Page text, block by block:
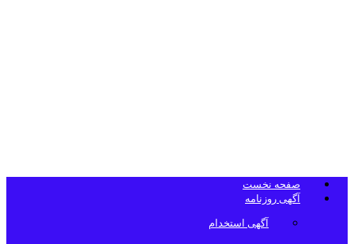
صفحه نخست
آگهی روزنامه
آگهی استخدام